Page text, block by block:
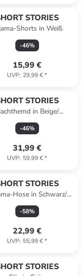
STORIES
Shorts in Weiß
-46%
15,99 €
UVP: 29,99 €*
STORIES
in Beige/
Dunkelblau
-46%
31,99 €
UVP: 59,99 €*
STORIES
Hose in Schwarz/
Rosa
-58%
22,99 €
UVP: 55,99 €*
STORIES